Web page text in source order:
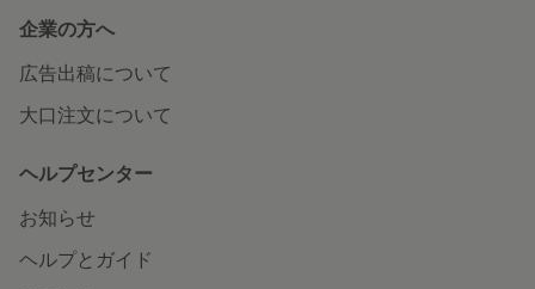
企業の方へ
広告出稿について
大口注文について
ヘルプセンター
お知らせ
ヘルプとガイド